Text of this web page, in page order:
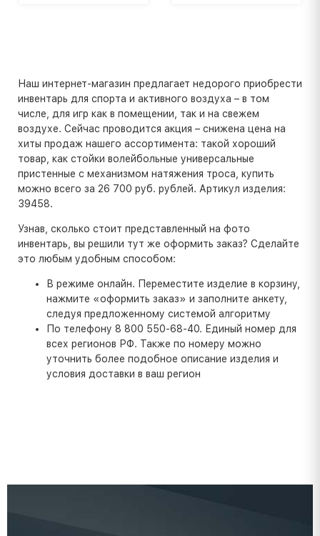
Наш интернет-магазин предлагает недорого приобрести
инвентарь для спорта и активного воздуха – в том
числе, для игр как в помещении, так и на свежем
воздухе. Сейчас проводится акция – снижена цена на
хиты продаж нашего ассортимента: такой хороший
товар, как стойки волейбольные универсальные
пристенные с механизмом натяжения троса, купить
можно всего за 26 700 руб. рублей. Артикул изделия:
39458.
Узнав, сколько стоит представленный на фото
инвентарь, вы решили тут же оформить заказ? Сделайте
это любым удобным способом:
В режиме онлайн. Переместите изделие в корзину,
нажмите «оформить заказ» и заполните анкету,
следуя предложенному системой алгоритму
По телефону 8 800 550-68-40. Единый номер для
всех регионов РФ. Также по номеру можно
уточнить более подобное описание изделия и
условия доставки в ваш регион